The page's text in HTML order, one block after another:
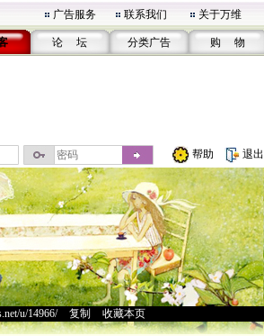
广告服务 联系我们 关于万维
论 坛 分类广告 购 物
帮助 退出
u/14966/> 复制 收藏本页